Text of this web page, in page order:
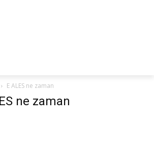
E ALES ne zaman
ne zaman